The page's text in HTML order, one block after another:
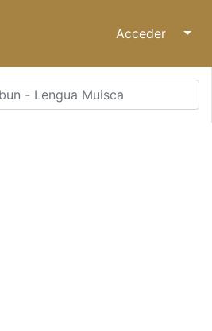
Acceder ↓